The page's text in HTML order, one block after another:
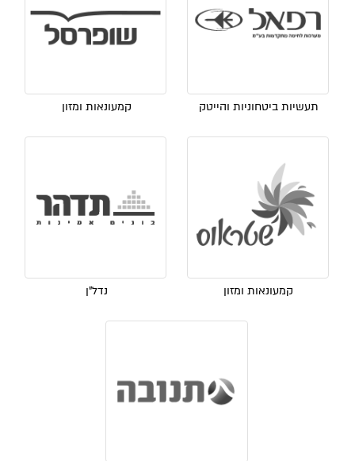
תעשיות ביטחוניות והייטק קמעונאות ומזון
קמעונאות ומזון נדל"ן